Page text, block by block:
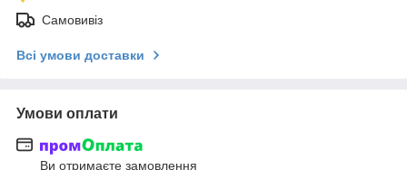
Самовивіз
Всі умови доставки
Умови оплати
Ви отримаєте замовлення